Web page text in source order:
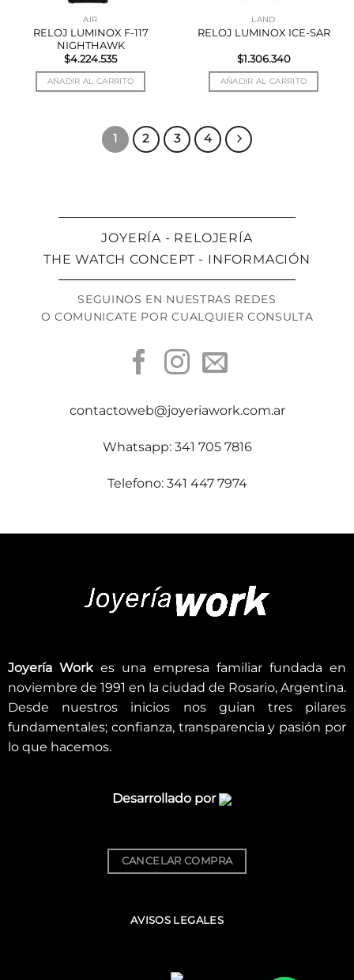
AIR
RELOJ LUMINOX F-117
NIGHTHAWK
$4.224.535
AÑADIR AL CARRITO
LAND
RELOJ LUMINOX ICE-SAR
$1.306.340
AÑADIR AL CARRITO
1 2 3 4
JOYERÍA - RELOJERÍA
THE WATCH CONCEPT - INFORMACIÓN
SEGUINOS EN NUESTRAS REDES
O COMUNICATE POR CUALQUIER CONSULTA
contactoweb@joyeriawork.com.ar
Whatsapp: 341 705 7816
Telefono: 341 447 7974
Joyería Workes una empresa familiar fundada en
noviembre de 1991 en la ciudad de Rosario, Argentina.
Desde nuestros inicios nos guian tres pilares
fundamentales; confianza, transparencia y pasión por
lo que hacemos.
Desarrollado por
CANCELAR COMPRA
AVISOS LEGALES